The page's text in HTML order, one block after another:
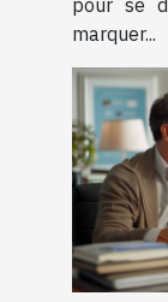
marquer...